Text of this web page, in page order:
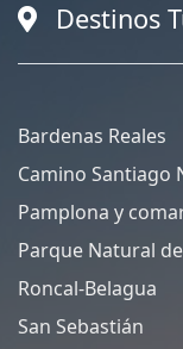
Destinos
Bardenas Reales
Camino Santiago
Pamplona y
Parque Natural
Roncal-Belagua
San Sebastián